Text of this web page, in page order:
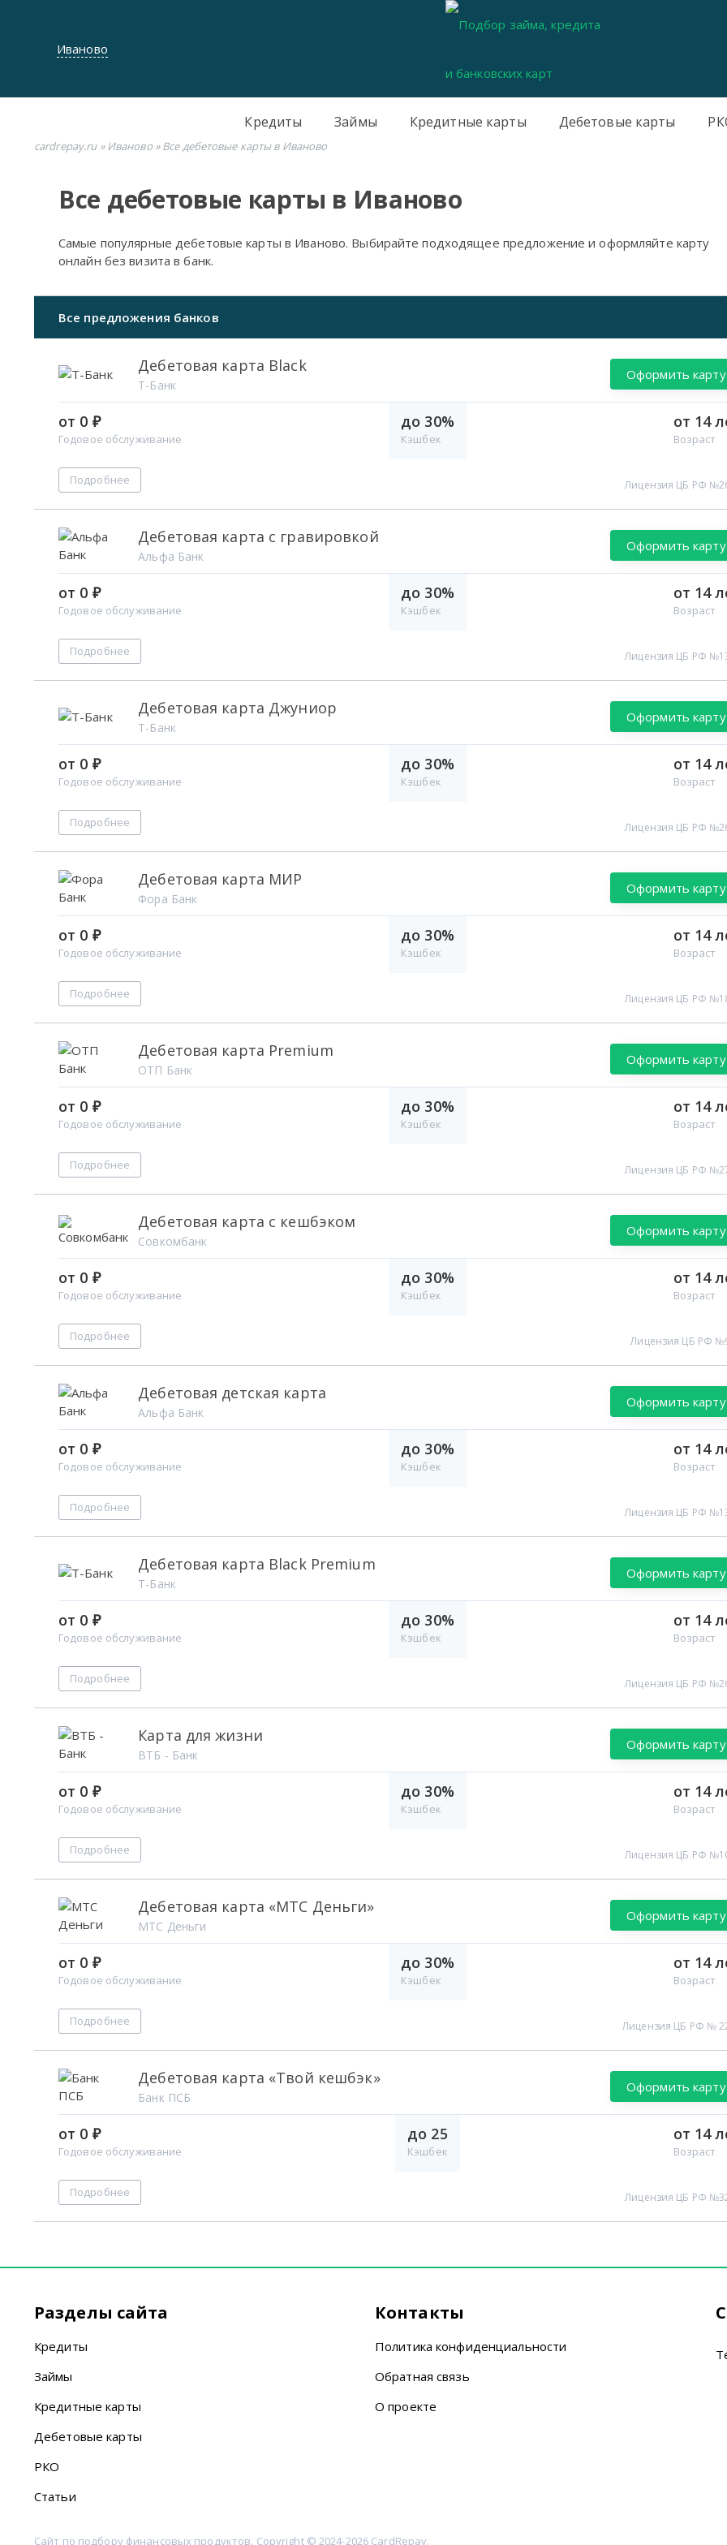
Иваново
Кредиты Займы Кредитные карты Дебетовые карты
cardrepay.ru»Иваново» Все дебетовые карты в Иваново
Все дебетовые карты в Иваново
Самые популярные дебетовые карты в Иваново. Выбирайте подходящее предложение и оформляйте карту
онлайн без визита в банк.
Все предложения банков
Дебетовая карта Black
Т-Банк
Оформить карту
от 0 ₽
Годовое обслуживание
до 30%
Кэшбек
от 14
Возраст
Подробнее Лицензия ЦБ РФ
Дебетовая карта с гравировкой
Альфа Банк
Оформить карту
от 0 ₽
Годовое обслуживание
до 30%
Кэшбек
от 14
Возраст
Подробнее Лицензия ЦБ РФ
Дебетовая карта Джуниор
Т-Банк
Оформить карту
от 0 ₽
Годовое обслуживание
до 30%
Кэшбек
от 14
Возраст
Подробнее Лицензия ЦБ РФ
Дебетовая карта МИР
Фора Банк
Оформить карту
от 0 ₽
Годовое обслуживание
до 30%
Кэшбек
от 14
Возраст
Подробнее Лицензия ЦБ РФ
Дебетовая карта Premium
ОТП Банк
Оформить карту
от 0 ₽
Годовое обслуживание
до 30%
Кэшбек
от 14
Возраст
Подробнее Лицензия ЦБ РФ
Дебетовая карта с кешбэком
Совкомбанк
Оформить карту
от 0 ₽
Годовое обслуживание
до 30%
Кэшбек
от 14
Возраст
Подробнее Лицензия ЦБ РФ
Дебетовая детская карта
Альфа Банк
Оформить карту
от 0 ₽
Годовое обслуживание
до 30%
Кэшбек
от 14
Возраст
Подробнее Лицензия ЦБ РФ
Дебетовая карта Black Premium
Т-Банк
Оформить карту
от 0 ₽
Годовое обслуживание
до 30%
Кэшбек
от 14
Возраст
Подробнее Лицензия ЦБ РФ
Карта для жизни
ВТБ - Банк
Оформить карту
от 0 ₽
Годовое обслуживание
до 30%
Кэшбек
от 14
Возраст
Подробнее Лицензия ЦБ РФ
Дебетовая карта «МТС Деньги»
МТС Деньги
Оформить карту
от 0 ₽
Годовое обслуживание
до 30%
Кэшбек
от 14
Возраст
Подробнее Лицензия ЦБ РФ №
Дебетовая карта «Твой кешбэк»
Банк ПСБ
Оформить карту
от 0 ₽
Годовое обслуживание
до 25
Кэшбек
от 14
Возраст
Подробнее Лицензия ЦБ РФ
Разделы сайта
Кредиты
Займы
Кредитные карты
Дебетовые карты
РКО
Статьи
Контакты
Политика конфиденциальности
Обратная связь
О проекте
Сайт по подбору финансовых продуктов. Copyright © 2024-2026 CardRepay.